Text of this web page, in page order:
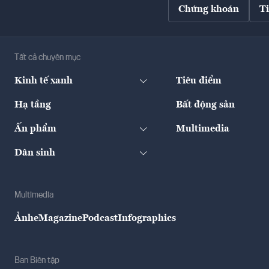
Chứng khoán
Tất cả chuyên mục
Kinh tế xanh Tiêu điểm
Hạ tầng Bất động sản
Ấn phẩm Multimedia
Dân sinh
Multimedia
ẢnheMagazinePodcastInfographics
Ban Biên tập